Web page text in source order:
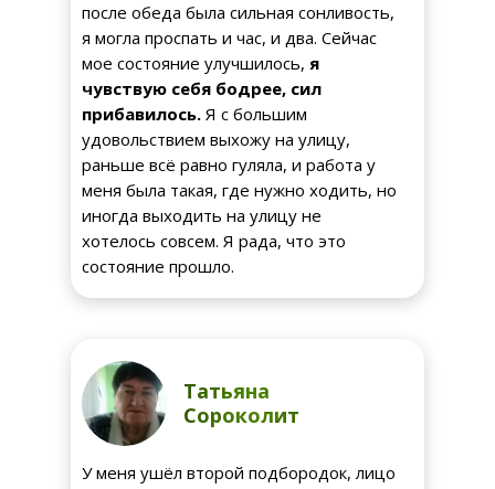
после обеда была сильная сонливость,
я могла проспать и час, и два. Сейчас
мое состояние улучшилось, я
чувствую себя бодрее, сил
прибавилось. Я с большим
удовольствием выхожу на улицу,
раньше всё равно гуляла, и работа у
меня была такая, где нужно ходить, но
иногда выходить на улицу не
хотелось совсем. Я рада, что это
состояние прошло.
Татьяна
Сороколит
У меня ушёл второй подбородок, лицо